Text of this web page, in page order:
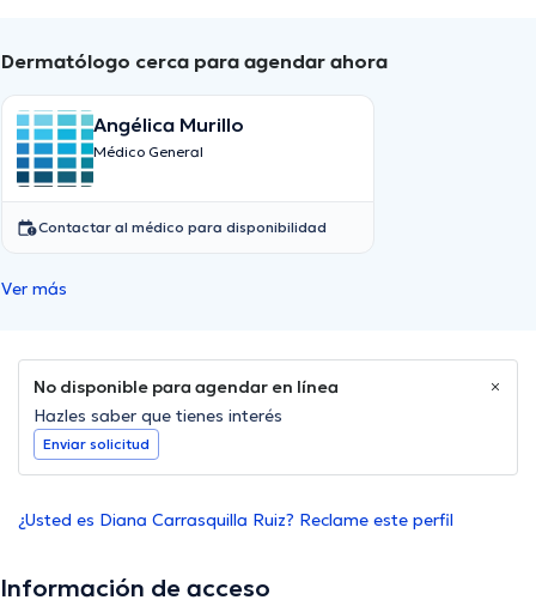
Dermatólogo cerca para agendar ahora
Angélica Murillo
Médico General
Contactar al médico para disponibilidad
Ver más
No disponible para agendar en línea
Hazles saber que tienes interés
Enviar solicitud
¿Usted es Diana Carrasquilla Ruiz? Reclame este perfil
Información de acceso